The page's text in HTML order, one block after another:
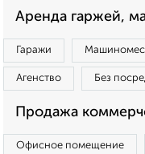
Аренда гаржей,
Гаражи
Агенство Без
Продажа
Офисное помещение